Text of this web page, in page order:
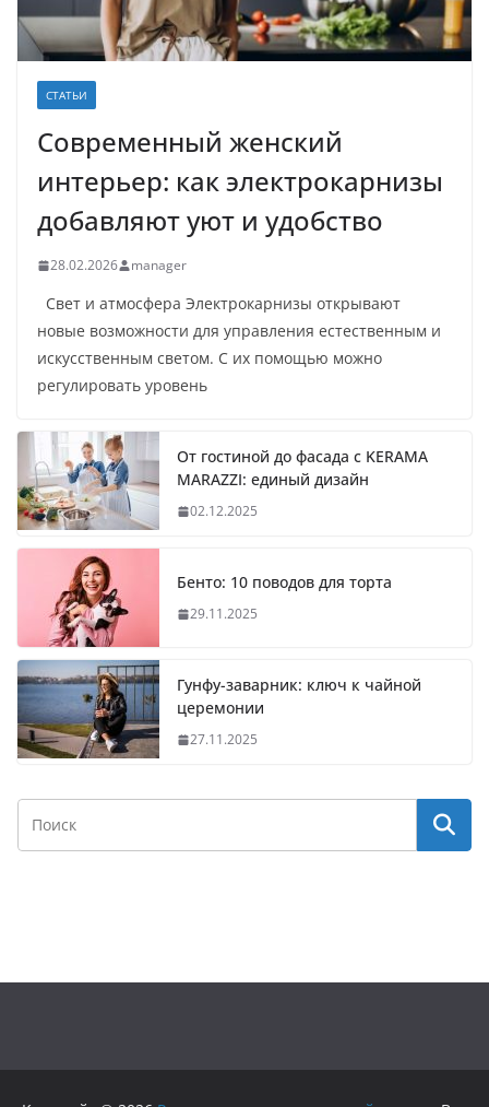
СТАТЬИ
Современный женский
интерьер: как электрокарнизы
добавляют уют и удобство
28.02.2026 manager
Свет и атмосфера Электрокарнизы открывают
новые возможности для управления естественным и
искусственным светом. С их помощью можно
регулировать уровень
От гостиной до фасада с KERAMA
MARAZZI: единый дизайн
02.12.2025
Бенто: 10 поводов для торта
29.11.2025
Гунфу-заварник: ключ к чайной
церемонии
27.11.2025